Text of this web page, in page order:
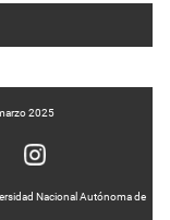
2025
Nacional Autónoma de